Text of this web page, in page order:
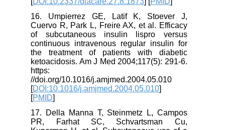
16. Umpierrez GE, Latif K, Stoever J,
Cuervo R, Park L, Freire AX, et al. Efficacy
of subcutaneous insulin lispro versus
continuous intravenous regular insulin for
the treatment of patients with diabetic
ketoacidosis. Am J Med 2004;117(5): 291-6.
https:
//doi.org/10.1016/j.amjmed.2004.05.010
[DOI:10.1016/j.amjmed.2004.05.010
[PMID
17. Della Manna T, Steinmetz L, Campos
PR, Farhat SC, Schvartsman Cu,